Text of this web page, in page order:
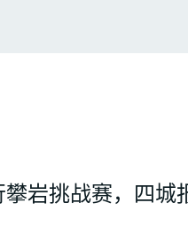
攀岩挑战赛，四城